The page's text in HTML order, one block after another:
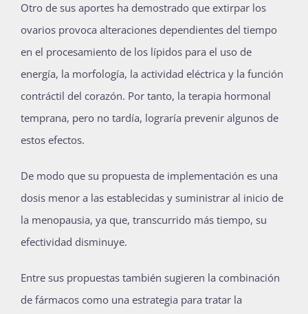
Otro de sus aportes ha demostrado que extirpar los
ovarios provoca alteraciones dependientes del tiempo
en el procesamiento de los lípidos para el uso de
energía, la morfología, la actividad eléctrica y la función
contráctil del corazón. Por tanto, la terapia hormonal
temprana, pero no tardía, lograría prevenir algunos de
estos efectos.
De modo que su propuesta de implementación es una
dosis menor a las establecidas y suministrar al inicio de
la menopausia, ya que, transcurrido más tiempo, su
efectividad disminuye.
Entre sus propuestas también sugieren la combinación
de fármacos como una estrategia para tratar la